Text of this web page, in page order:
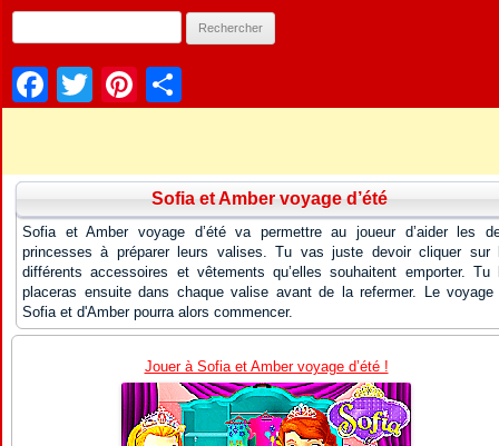
Facebook
TwitterPinterest
Sofia et Amber voyage d’été
Sofia et Amber voyage d’été va permettre au joueur d’aider les
princesses à préparer leurs valises. Tu vas juste devoir cliquer sur
différents accessoires et vêtements qu’elles souhaitent emporter. Tu
placeras ensuite dans chaque valise avant de la refermer. Le voyage
Sofia et d'Amber pourra alors commencer.
Jouer à Sofia et Amber voyage d’été !